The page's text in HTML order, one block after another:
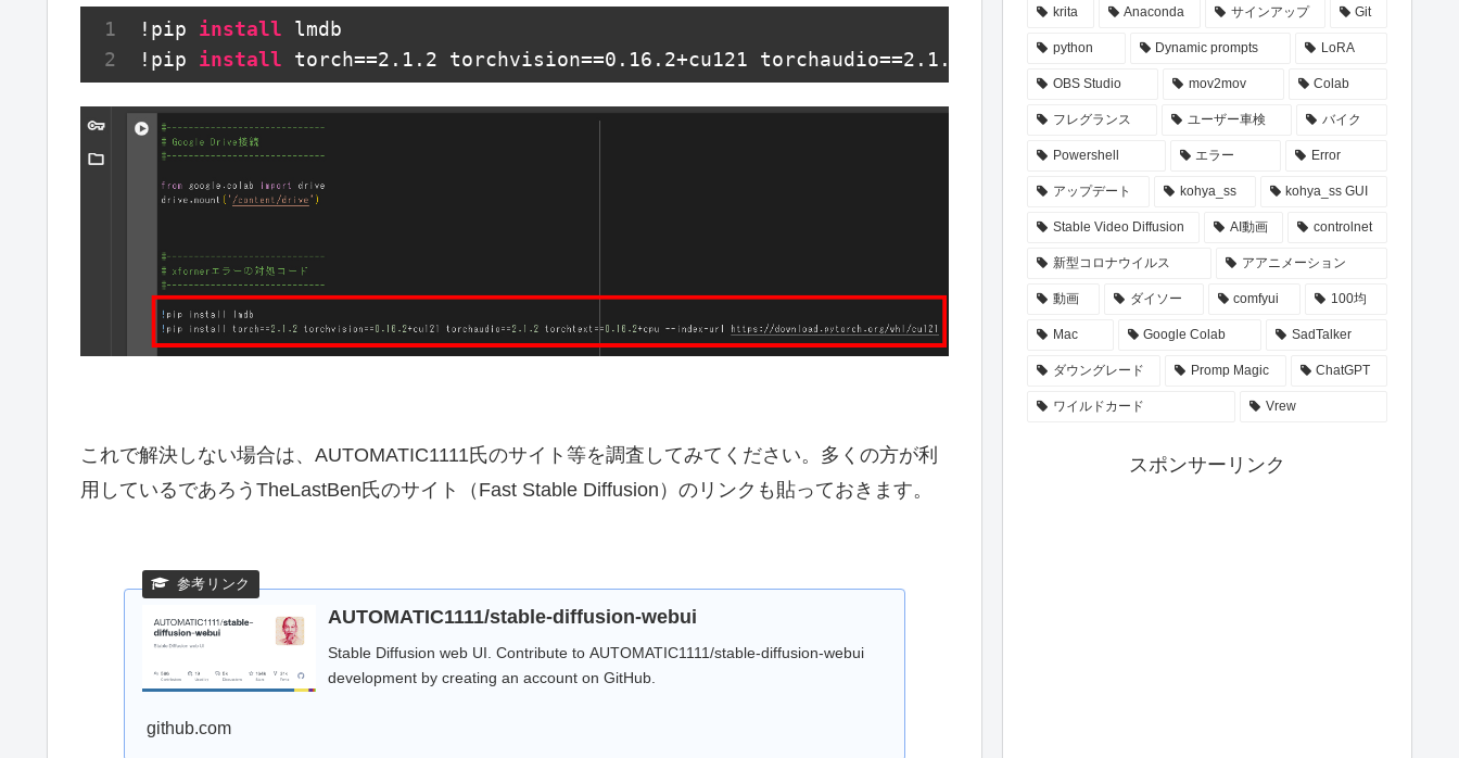
!pip install lmdb
!pip install torch==2.1 .2 torchvision==0.16 .2+cu121 torchaudio==2.1 .2 torchtext== 0.16.2+cpu --index-url
これで解決しない場合は、AUTOMATIC1111氏のサイト等を調査してみてください。多くの方が利
用しているであろうTheLastBen氏のサイト（Fast Stable Diffusion）のリンクも貼っておきます。
AUTOMATIC1111/stable-diffusion-webui
Stable Diffusion web UI. Contribute to AUTOMATIC1111/stable-diffusion-webui
development by creating an account on GitHub.
github.com
krita Anaconda サインアップ Git
python Dynamic prompts LoRA
OBS Studio mov2mov Colab
フレグランス ユーザー車検 バイク
Powershell エラー Error
アップデート kohya_ss kohya_ss GUI
Stable Video Diffusion AI動画 controlnet
新型コロナウイルス アアニメーション
動画 ダイソー comfyui 100均
Mac Google Colab SadTalker
ダウングレード Promp Magic ChatGPT
ワイルドカード Vrew
スポンサーリンク